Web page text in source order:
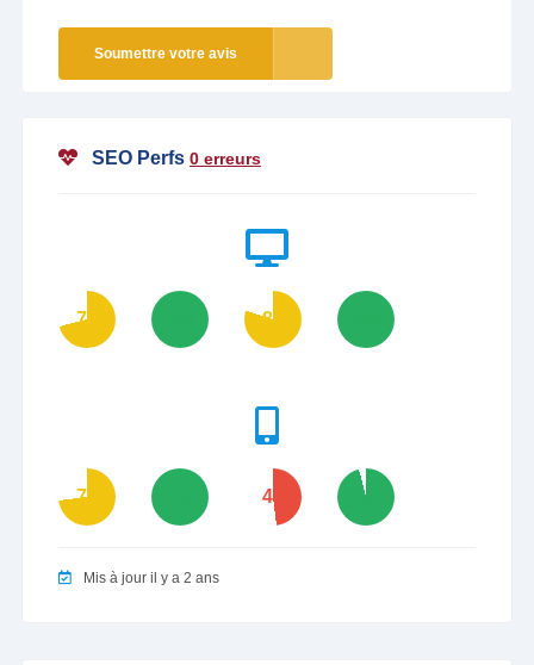
Soumettre votre avis
SEO Perfs 0 erreurs
71 80
73 48 96
Mis à jour il y a 2 ans